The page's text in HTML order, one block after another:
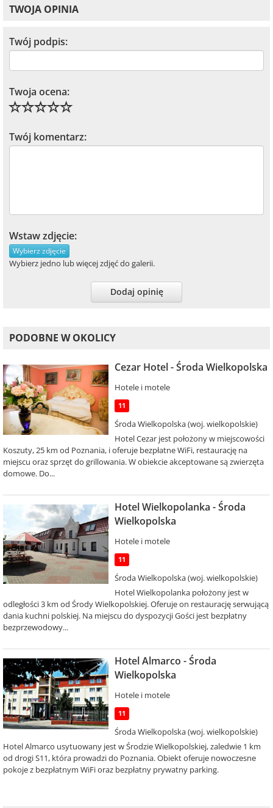
TWOJA OPINIA
Twój podpis:
Twoja ocena:
Twój komentarz:
Wstaw zdjęcie:
Wybierz zdjęcie
Wybierz jedno lub więcej zdjęć do galerii.
Dodaj opinię
PODOBNE W OKOLICY
Cezar Hotel - Środa Wielkopolska
Hotele i motele
11
Środa Wielkopolska (woj. wielkopolskie)
Hotel Cezar jest położony w miejscowości
Koszuty, 25 km od Poznania, i oferuje bezpłatne WiFi, restaurację na
miejscu oraz sprzęt do grillowania. W obiekcie akceptowane są zwierzęta
domowe. Do...
Hotel Wielkopolanka - Środa
Wielkopolska
Hotele i motele
11
Środa Wielkopolska (woj. wielkopolskie)
Hotel Wielkopolanka położony jest w
odległości 3 km od Środy Wielkopolskiej. Oferuje on restaurację serwującą
dania kuchni polskiej. Na miejscu do dyspozycji Gości jest bezpłatny
bezprzewodowy...
Hotel Almarco - Środa
Wielkopolska
Hotele i motele
11
Środa Wielkopolska (woj. wielkopolskie)
Hotel Almarco usytuowany jest w Środzie Wielkopolskiej, zaledwie 1 km
od drogi S11, która prowadzi do Poznania. Obiekt oferuje nowoczesne
pokoje z bezpłatnym WiFi oraz bezpłatny prywatny parking.